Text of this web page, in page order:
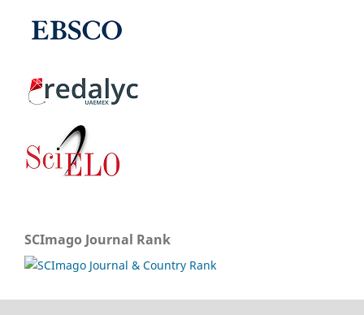
SCImago Journal Rank